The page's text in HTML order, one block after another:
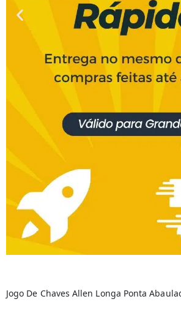
Jogo De Chaves Allen Longa Ponta